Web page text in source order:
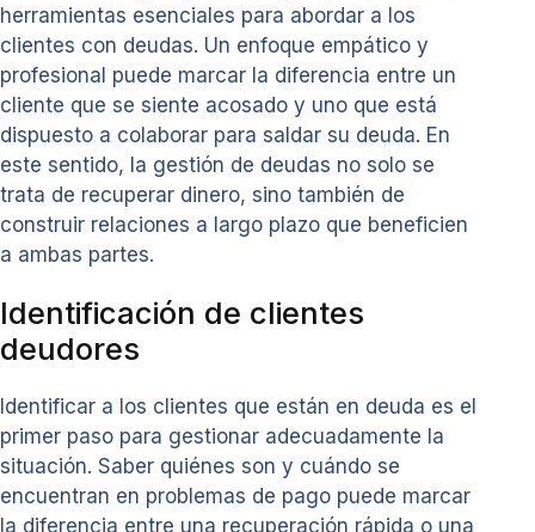
herramientas esenciales para abordar a los
clientes con deudas. Un enfoque empático y
profesional puede marcar la diferencia entre un
cliente que se siente acosado y uno que está
dispuesto a colaborar para saldar su deuda. En
este sentido, la gestión de deudas no solo se
trata de recuperar dinero, sino también de
construir relaciones a largo plazo que beneficien
a ambas partes.
Identificación de clientes
deudores
Identificar a los clientes que están en deuda es el
primer paso para gestionar adecuadamente la
situación. Saber quiénes son y cuándo se
encuentran en problemas de pago puede marcar
la diferencia entre una recuperación rápida o una